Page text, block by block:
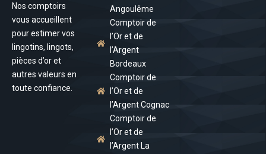
Nos comptoirs
vous accueillent
pour estimer vos
lingotins, lingots,
pièces d’or et
autres valeurs en
toute confiance.
Angoulême
Comptoir de
l’Or et de
l’Argent
Bordeaux
Comptoir de
l’Or et de
l’Argent Cognac
Comptoir de
l’Or et de
l’Argent La